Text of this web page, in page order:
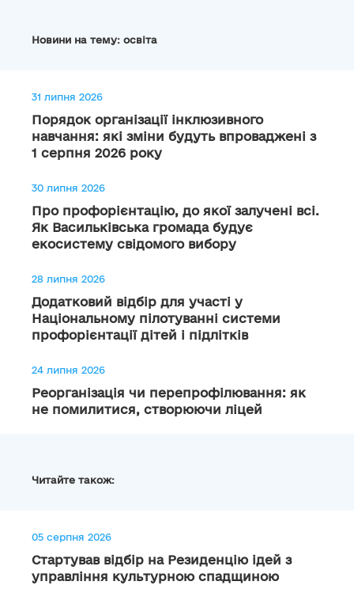
Новини на тему: освіта
31 липня 2026
Порядок організації інклюзивного
навчання: які зміни будуть впроваджені з
1 серпня 2026 року
30 липня 2026
Про профорієнтацію, до якої залучені всі.
Як Васильківська громада будує
екосистему свідомого вибору
28 липня 2026
Додатковий відбір для участі у
Національному пілотуванні системи
профорієнтації дітей і підлітків
24 липня 2026
Реорганізація чи перепрофілювання: як
не помилитися, створюючи ліцей
Читайте також:
05 серпня 2026
Стартував відбір на Резиденцію ідей з
управління культурною спадщиною